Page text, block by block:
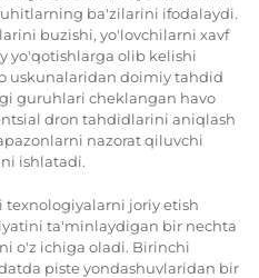
ba'zilarini ifodalaydi.
buzishi, yo'lovchilarni xavf
yo'qotishlarga olib kelishi
uskunalaridan doimiy tahdid
guruhlari cheklangan havo
dron tahdidlarini aniqlash
nazorat qiluvchi
ishlatadi.
texnologiyalarni joriy etish
ta'minlaydigan bir nechta
o'z ichiga oladi. Birinchi
piste yondashuvlaridan bir